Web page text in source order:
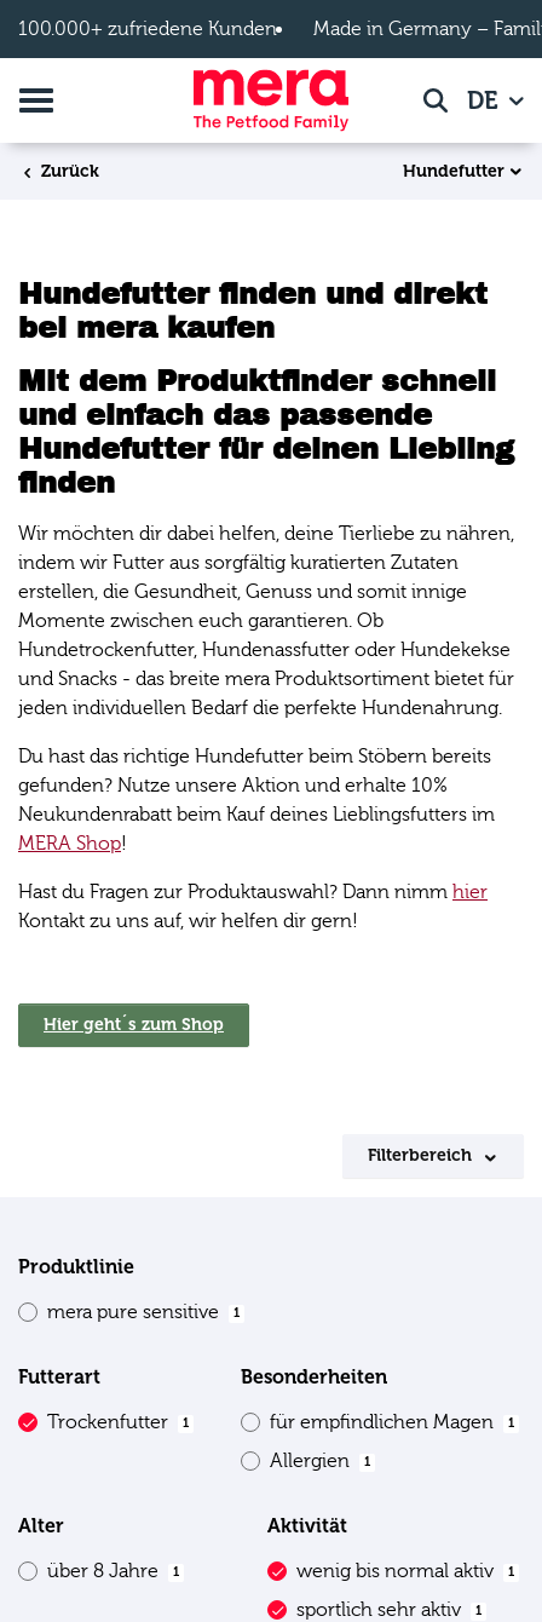
100.000+ zufriedene Kunden Made in Germany –
Navigation umschalten SucheDE
Zurück Hundefutter
Hundefutter finden und direkt
bei mera kaufen
Mit dem Produktfinder schnell
und einfach das passende
Hundefutter für deinen Liebling
finden
Wir möchten dir dabei helfen, deine Tierliebe zu nähren,
indem wir Futter aus sorgfältig kuratierten Zutaten
erstellen, die Gesundheit, Genuss und somit innige
Momente zwischen euch garantieren. Ob
Hundetrockenfutter, Hundenassfutter oder Hundekekse
und Snacks - das breite mera Produktsortiment bietet für
jeden individuellen Bedarf die perfekte Hundenahrung.
Du hast das richtige Hundefutter beim Stöbern bereits
gefunden? Nutze unsere Aktion und erhalte 10%
Neukundenrabatt beim Kauf deines Lieblingsfutters im
MERA Shop!
Hast du Fragen zur Produktauswahl? Dann nimm hier
Kontakt zu uns auf, wir helfen dir gern!
Hier geht´s zum Shop
Filterbereich
Produktlinie
mera pure sensitive 1
Futterart
Trockenfutter 1
Besonderheiten
für empfindlichen Magen 1
Allergien 1
Alter
über 8 Jahre 1
Aktivität
wenig bis normal aktiv 1
sportlich sehr aktiv 1